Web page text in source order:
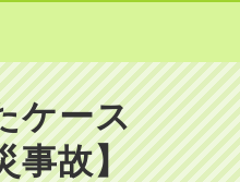
ケース
事故】